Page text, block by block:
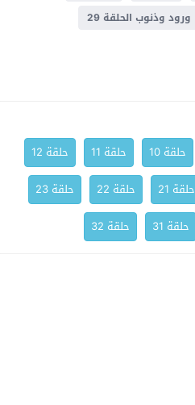
ورود وذنوب الحلقة 29
حلقة 10 حلقة 11
حلقة 12
حلقة 21 حلقة 22
حلقة 23
حلقة 31 حلقة 32